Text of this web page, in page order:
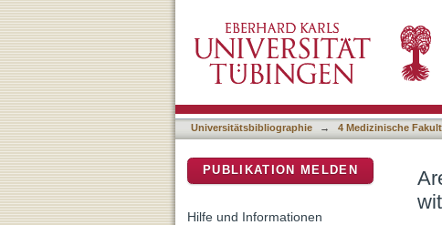
Combined Immunotherapy?
Universitätsbibliographie → 4 Medizinische
PUBLIKATION MELDEN
Hilfe und Informationen